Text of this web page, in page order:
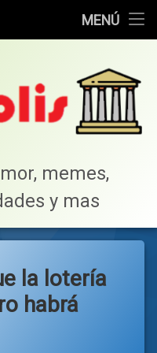
MENÚ
memes,
y mas
la lotería
habrá